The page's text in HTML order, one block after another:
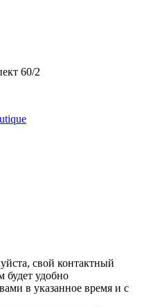
60/2
свой контактный
будет удобно
в указанное время и с